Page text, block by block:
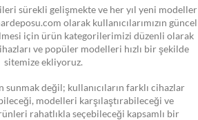
sürekli gelişmekte ve her yıl yeni modeller
olarak kullanıcılarımızın güncel
için ürün kategorilerimizi düzenli olarak
ve popüler modelleri hızlı bir şekilde
sitemize ekliyoruz.
sunmak değil; kullanıcıların farklı cihazlar
modelleri karşılaştırabileceği ve
rahatlıkla seçebileceği kapsamlı bir